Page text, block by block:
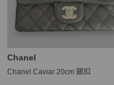
Chanel
Chanel Caviar 20cm 銀扣